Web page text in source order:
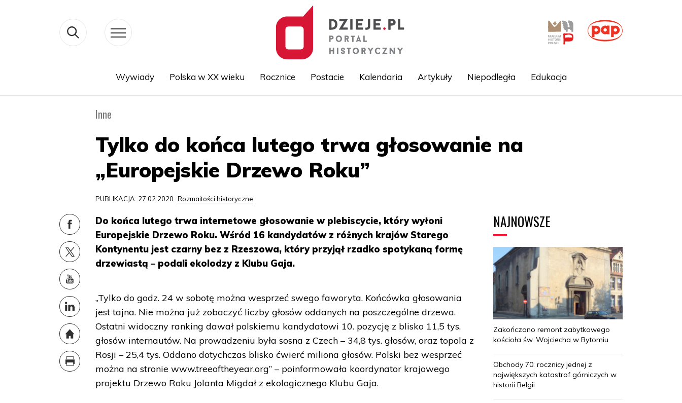
Wywiady Polska w XX wieku Rocznice Postacie Kalendaria Artykuły Niepodległa Edukacja
Inne
Tylko do końca lutego trwa głosowanie na
„Europejskie Drzewo Roku”
PUBLIKACJA: 27.02.2020 Rozmaitości historyczne
Do końca lutego trwa internetowe głosowanie w plebiscycie, który wyłoni
Europejskie Drzewo Roku. Wśród 16 kandydatów z różnych krajów Starego
Kontynentu jest czarny bez z Rzeszowa, który przyjął rzadko spotykaną formę
drzewiastą – podali ekolodzy z Klubu Gaja.
„Tylko do godz. 24 w sobotę można wesprzeć swego faworyta. Końcówka głosowania
jest tajna. Nie można już zobaczyć liczby głosów oddanych na poszczególne drzewa.
Ostatni widoczny ranking dawał polskiemu kandydatowi 10. pozycję z blisko 11,5 tys.
głosów internautów. Na prowadzeniu była sosna z Czech – 34,8 tys. głosów, oraz topola z
Rosji – 25,4 tys. Oddano dotychczas blisko ćwierć miliona głosów. Polski bez wesprzeć
można na stronie www.treeoftheyear.org” – poinformowała koordynator krajowego
projektu Drzewo Roku Jolanta Migdał z ekologicznego Klubu Gaja.
NAJNOWSZE
Zakończono remont zabytkowego
kościoła św. Wojciecha w Bytomiu
Obchody 70. rocznicy jednej z
największych katastrof górniczych w
historii Belgii